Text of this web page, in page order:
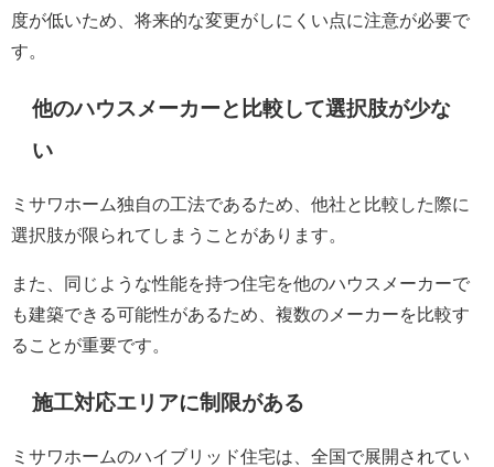
度が低いため、将来的な変更がしにくい点に注意が必要で
す。
他のハウスメーカーと比較して選択肢が少な
い
ミサワホーム独自の工法であるため、他社と比較した際に
選択肢が限られてしまうことがあります。
また、同じような性能を持つ住宅を他のハウスメーカーで
も建築できる可能性があるため、複数のメーカーを比較す
ることが重要です。
施工対応エリアに制限がある
ミサワホームのハイブリッド住宅は、全国で展開されてい